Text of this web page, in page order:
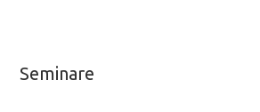
Seminare